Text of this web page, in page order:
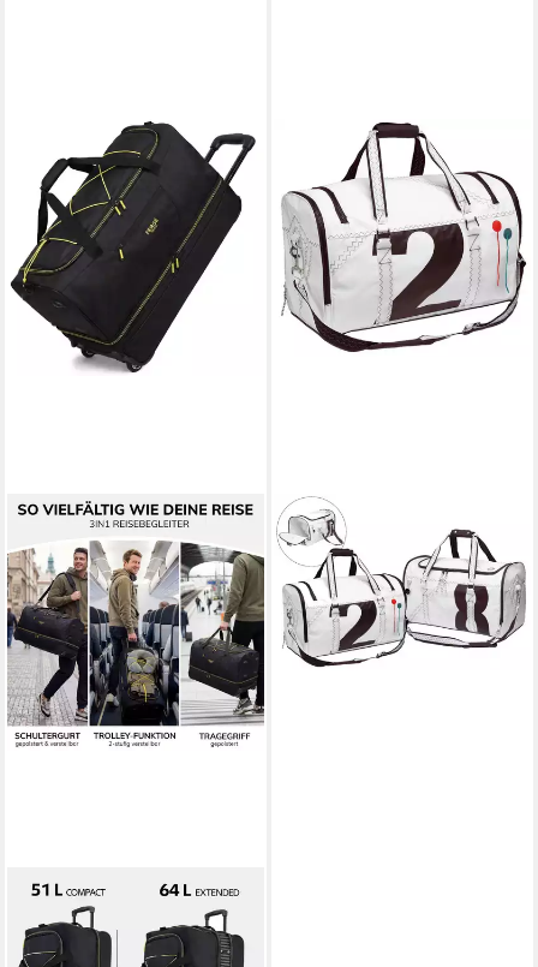
FERGÉ
Reisetasche mit Rollen &
extra Schuhfach, groß,
TREND MARINE
Reisetasche Sea Lord
Reisetasche Weiß/Schwarz
aus Segeltuch
149,99 €
lieferbar - in 5-6 Werktagen bei dir